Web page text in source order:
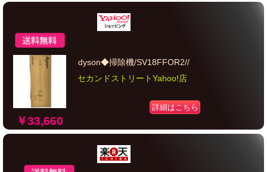
￥33,660
dyson◆掃除機/SV18FFOR2//
セカンドストリートYahoo!店
詳細はこちら